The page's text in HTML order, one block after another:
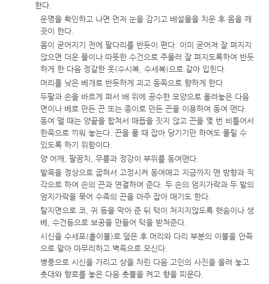
한다.
운명을 확인하고 나면 먼저 눈을 감기고 배설물을 치운 후 몸을 깨
끗이 한다.
몸이 굳어지기 전에 팔다리를 반듯이 편다. 이미 굳어져 잘 펴지지
않으면 더운 물이나 따뜻한 수건으로 주물러 잘 펴지도록하여 반듯
하게 한 다음 정갈한 옷(수시복, 수세복)으로 갈아 입힌다.
머리를 낮은 베개로 반듯하게 괴고 동쪽으로 향하게 한다.
두팔과 손을 바르게 펴서 배 위에 공수한 모양으로 올려놓은 다음
면이나 베로 만든 끈 또는 종이로 만든 끈을 이용하여 동여 맨다.
동여 맬 때는 양끝을 합쳐서 매듭을 짓지 않고 끈을 몇 번 비틀어서
한쪽으로 끼워 놓는다. 끈을 풀 때 잡아 당기기만 하여도 풀릴 수
있도록 하기 위함이다.
양 어깨, 팔꿈치, 무릎과 정강이 부위를 동여맨다.
발목을 정상으로 굽혀서 고정시켜 동여매고 지금까지 맨 방향과 직
각으로 하여 손의 끈과 연결하여 준다. 두 손의 엄지가락과 두 발의
엄지가락을 묶어 수족의 끈을 마주 잡아 매기도 한다.
탈지면으로 코, 귀 등을 막아 준 뒤 턱이 처지지않도록 햇솜이나 생
베, 수건등으로 보공을 만들어 턱을 받쳐준다.
시신을 수세포(홑이불)로 덮은 후 머리와 다리 부분의 이불을 안쪽
으로 말아 마무리하고 벽쪽으로 모신다.
병풍으로 시신을 가리고 상을 차린 다음 고인의 사진을 올려 놓고
촛대와 향로를 놓은 다음 촛불을 켜고 향을 피운다.